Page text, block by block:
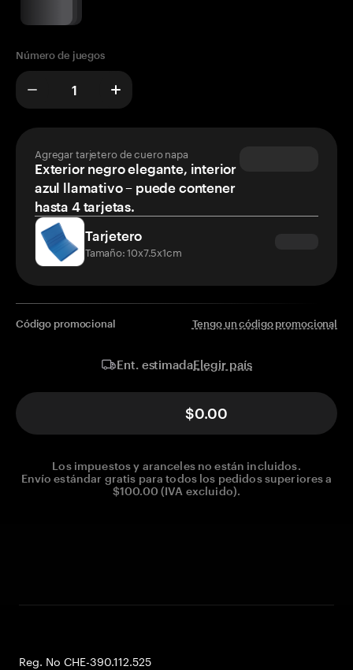
Número de juegos
Agregar tarjetero de cuero napa
Exterior negro elegante, interior
azul llamativo – puede contener
hasta 4 tarjetas.
Tarjetero
Tamaño: 10x7.5x1cm
Código promocional Tengo un código promocional
Ent. estimadaElegir país
$0.00
Los impuestos y aranceles no están incluidos.
Envío estándar gratis para todos los pedidos superiores a
$100.00 (IVA excluido).
Reg. No CHE-390.112.525